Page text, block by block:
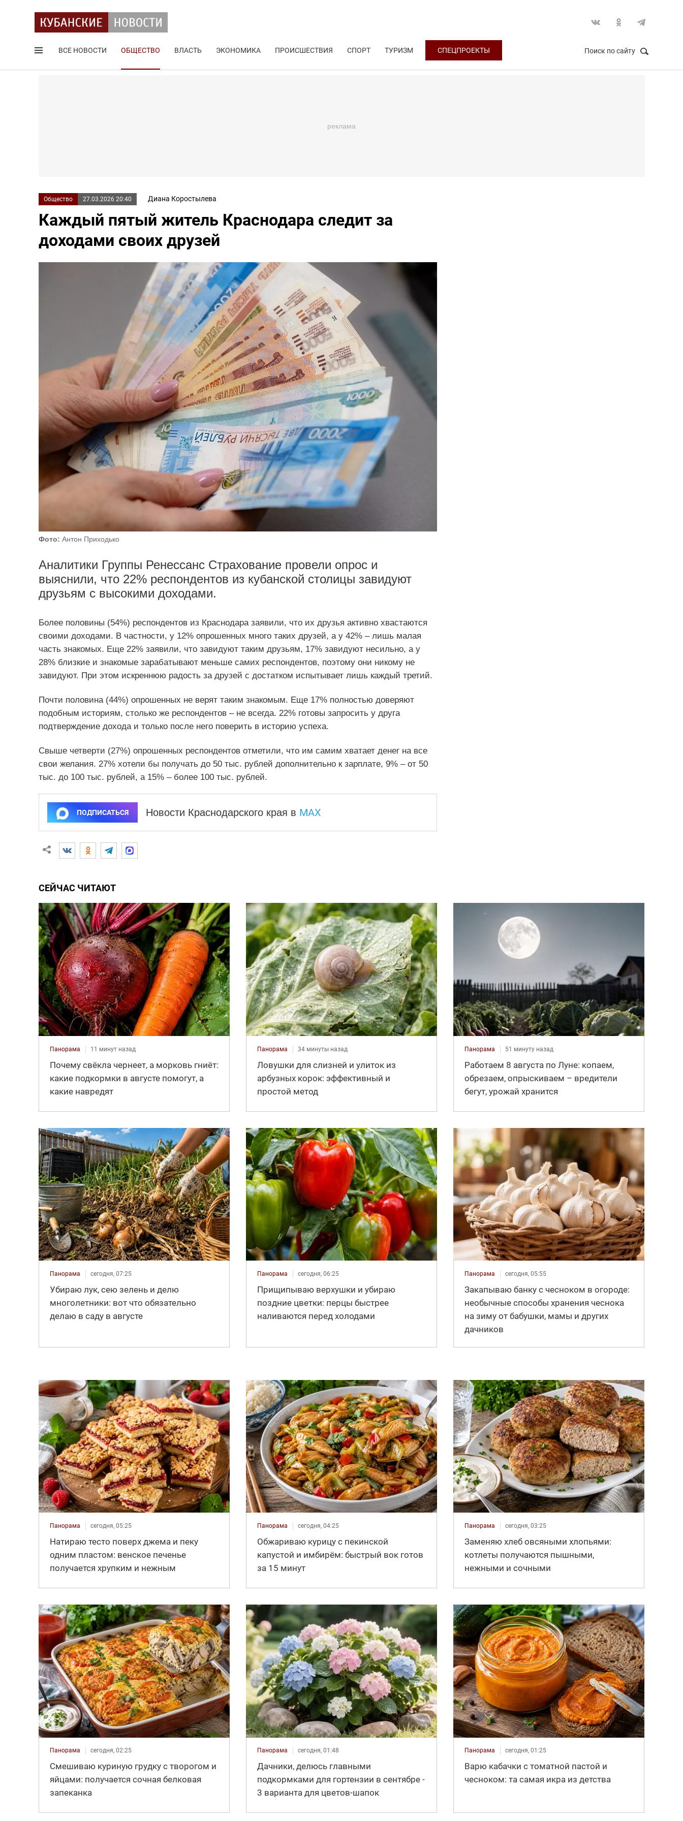
ВСЕ НОВОСТИ ОБЩЕСТВО ВЛАСТЬ ЭКОНОМИКА ПРОИСШЕСТВИЯ СПОРТ ТУРИЗМ СПЕЦПРОЕКТЫ Поиск по сайту
Общество 27.03.2026 20:40 Диана Коростылева
Каждый пятый житель Краснодара следит за
доходами своих друзей
Фото: Антон Приходько
Аналитики Группы Ренессанс Страхование провели опрос и
выяснили, что 22% респондентов из кубанской столицы завидуют
друзьям с высокими доходами.
Более половины (54%) респондентов из Краснодара заявили, что их друзья активно хвастаются
своими доходами. В частности, у 12% опрошенных много таких друзей, а у 42% – лишь малая
часть знакомых. Еще 22% заявили, что завидуют таким друзьям, 17% завидуют несильно, а у
28% близкие и знакомые зарабатывают меньше самих респондентов, поэтому они никому не
завидуют. При этом искреннюю радость за друзей с достатком испытывает лишь каждый третий.
Почти половина (44%) опрошенных не верят таким знакомым. Еще 17% полностью доверяют
подобным историям, столько же респондентов – не всегда. 22% готовы запросить у друга
подтверждение дохода и только после него поверить в историю успеха.
Свыше четверти (27%) опрошенных респондентов отметили, что им самим хватает денег на все
свои желания. 27% хотели бы получать до 50 тыс. рублей дополнительно к зарплате, 9% – от 50
тыс. до 100 тыс. рублей, а 15% – более 100 тыс. рублей.
ПОДПИСАТЬСЯ Новости Краснодарского края в MAX
СЕЙЧАС ЧИТАЮТ
Панорама 11 минут назад
Почему свёкла чернеет, а морковь гниёт:
какие подкормки в августе помогут, а
какие навредят
Панорама 34 минуты назад
Ловушки для слизней и улиток из
арбузных корок: эффективный и
простой метод
Панорама 51 минуту назад
Работаем 8 августа по Луне: копаем,
обрезаем, опрыскиваем – вредители
бегут, урожай хранится
Панорама сегодня, 07:25
Убираю лук, сею зелень и делю
многолетники: вот что обязательно
делаю в саду в августе
Панорама сегодня, 06:25
Прищипываю верхушки и убираю
поздние цветки: перцы быстрее
наливаются перед холодами
Панорама сегодня, 05:55
Закапываю банку с чесноком в огороде:
необычные способы хранения чеснока
на зиму от бабушки, мамы и других
дачников
Панорама сегодня, 05:25
Натираю тесто поверх джема и пеку
одним пластом: венское печенье
получается хрупким и нежным
Панорама сегодня, 04:25
Обжариваю курицу с пекинской
капустой и имбирём: быстрый вок готов
за 15 минут
Панорама сегодня, 03:25
Заменяю хлеб овсяными хлопьями:
котлеты получаются пышными,
нежными и сочными
Панорама сегодня, 02:25
Смешиваю куриную грудку с творогом и
яйцами: получается сочная белковая
запеканка
Панорама сегодня, 01:48
Дачники, делюсь главными
подкормками для гортензии в сентябре -
3 варианта для цветов-шапок
Панорама сегодня, 01:25
Варю кабачки с томатной пастой и
чесноком: та самая икра из детства